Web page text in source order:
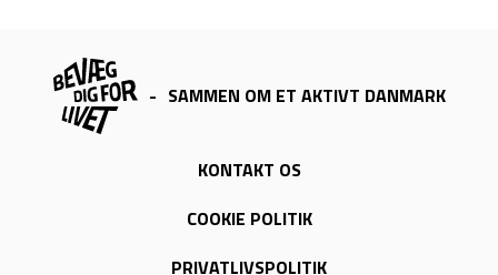
- SAMMEN OM ET AKTIVT DANMARK
KONTAKT OS
COOKIE POLITIK
PRIVATLIVSPOLITIK